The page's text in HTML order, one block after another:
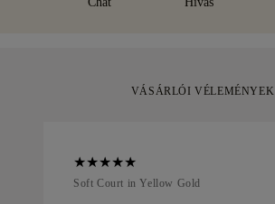
VÁSÁRLÓI VÉLEMÉNYEK
Soft Court in Yellow Gold